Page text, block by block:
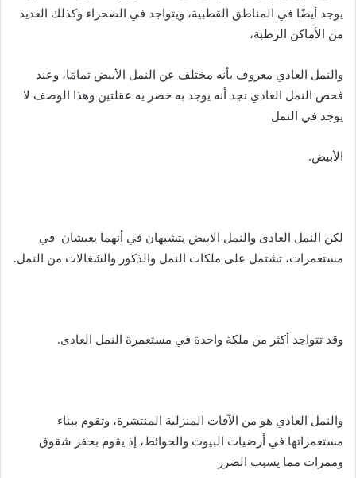
يوجد أيضًا في المناطق القطبية، ويتواجد في الصحراء وكذلك العديد
من الأماكن الرطبة،
والنمل العادي معروف بأنه مختلف عن النمل الأبيض تمامًا، وعند
فحص النمل العادي نجد أنه يوجد به خصر يه عقلتين وهذا الوصف لا
يوجد في النمل
الأبيض.
لكن النمل العادى والنمل الابيض يتشبهان في أنهما يعيشان في
مستعمرات، تشتمل على ملكات النمل والذكور والشغالات من النمل.
وقد تتواجد أكثر من ملكة واحدة في مستعمرة النمل العادى.
والنمل العادي هو من الآفات المنزلية المنتشرة، وتقوم ببناء
مستعمراتها في أرضيات البيوت والحوائط، إذ يقوم بحفر شقوق
وممرات مما يسبب الضرر